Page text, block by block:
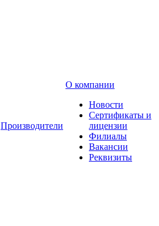
Производители
О компании
Новости
Сертификаты и
лицензии
Филиалы
Вакансии
Реквизиты